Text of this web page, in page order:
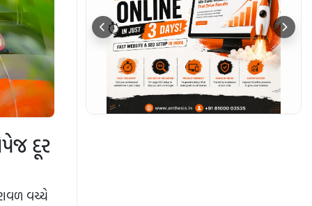
દૂર
વચ્ચે